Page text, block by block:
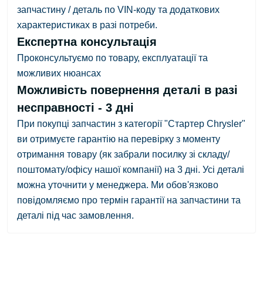
запчастину / деталь по VIN-коду та додаткових
характеристиках в разі потреби.
Експертна консультація
Проконсультуємо по товару, експлуатації та
можливих нюансах
Можливість повернення деталі в разі
несправності - 3 дні
При покупці запчастин з категорії "Стартер Chrysler"
ви отримуєте гарантію на перевірку з моменту
отримання товару (як забрали посилку зі складу/
поштомату/офісу нашої компанії) на 3 дні. Усі деталі
можна уточнити у менеджера. Ми обов'язково
повідомляємо про термін гарантії на запчастини та
деталі під час замовлення.